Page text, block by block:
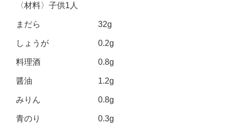
〈材料〉子供1人
まだら 32g
しょうが 0.2g
料理酒 0.8g
醤油 1.2g
みりん 0.8g
青のり 0.3g